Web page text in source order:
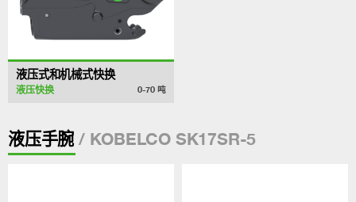
液压式和机械式快换
液压快换 0-70 吨
液压手腕/ KOBELCO SK17SR-5